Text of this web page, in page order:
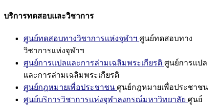
บริการทดสอบและวิชาการ
ศูนย์ทดสอบทางวิชาการแห่งจุฬาฯ ศูนย์ทดสอบทาง
วิชาการแห่งจุฬาฯ
ศูนย์การแปลและการล่ามเฉลิมพระเกียรติ ศูนย์การแปล
และการล่ามเฉลิมพระเกียรติ
ศูนย์กฎหมายเพื่อประชาชน ศูนย์กฎหมายเพื่อประชาชน
ศูนย์บริการวิชาการแห่งจุฬาลงกรณ์มหาวิทยาลัย ศูนย์